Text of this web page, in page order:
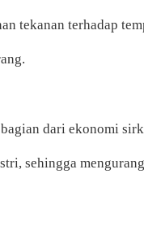
tekanan terhadap
dari ekonomi
sehingga